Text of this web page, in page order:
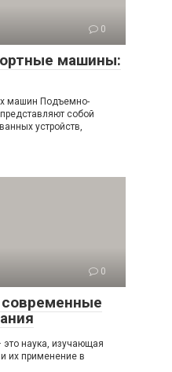
0
машины:
машин Подъемно-
собой
устройств,
0
наука, изучающая
их применение в